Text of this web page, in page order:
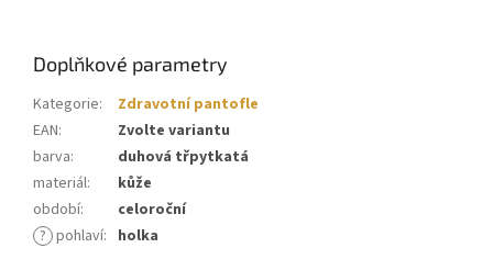
Doplňkové parametry
Kategorie:
Zdravotní pantofle
EAN:
Zvolte variantu
barva:
duhová třpytkatá
materiál:
kůže
období:
celoroční
? pohlaví: holka